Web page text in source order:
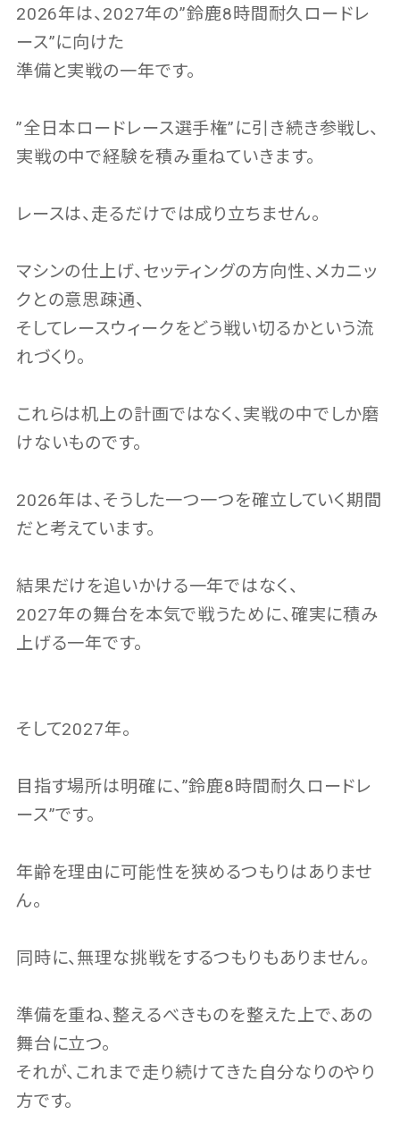
2026年は、2027年の”鈴鹿8時間耐久ロードレ
ース”に向けた
準備と実戦の一年です。
”全日本ロードレース選手権”に引き続き参戦し、
実戦の中で経験を積み重ねていきます。
レースは、走るだけでは成り立ちません。
マシンの仕上げ、セッティングの方向性、メカニッ
クとの意思疎通、
そしてレースウィークをどう戦い切るかという流
れづくり。
これらは机上の計画ではなく、実戦の中でしか磨
けないものです。
2026年は、そうした一つ一つを確立していく期間
だと考えています。
結果だけを追いかける一年ではなく、
2027年の舞台を本気で戦うために、確実に積み
上げる一年です。
そして2027年。
目指す場所は明確に、”鈴鹿8時間耐久ロードレ
ース”です。
年齢を理由に可能性を狭めるつもりはありませ
ん。
同時に、無理な挑戦をするつもりもありません。
準備を重ね、整えるべきものを整えた上で、あの
舞台に立つ。
それが、これまで走り続けてきた自分なりのやり
方です。